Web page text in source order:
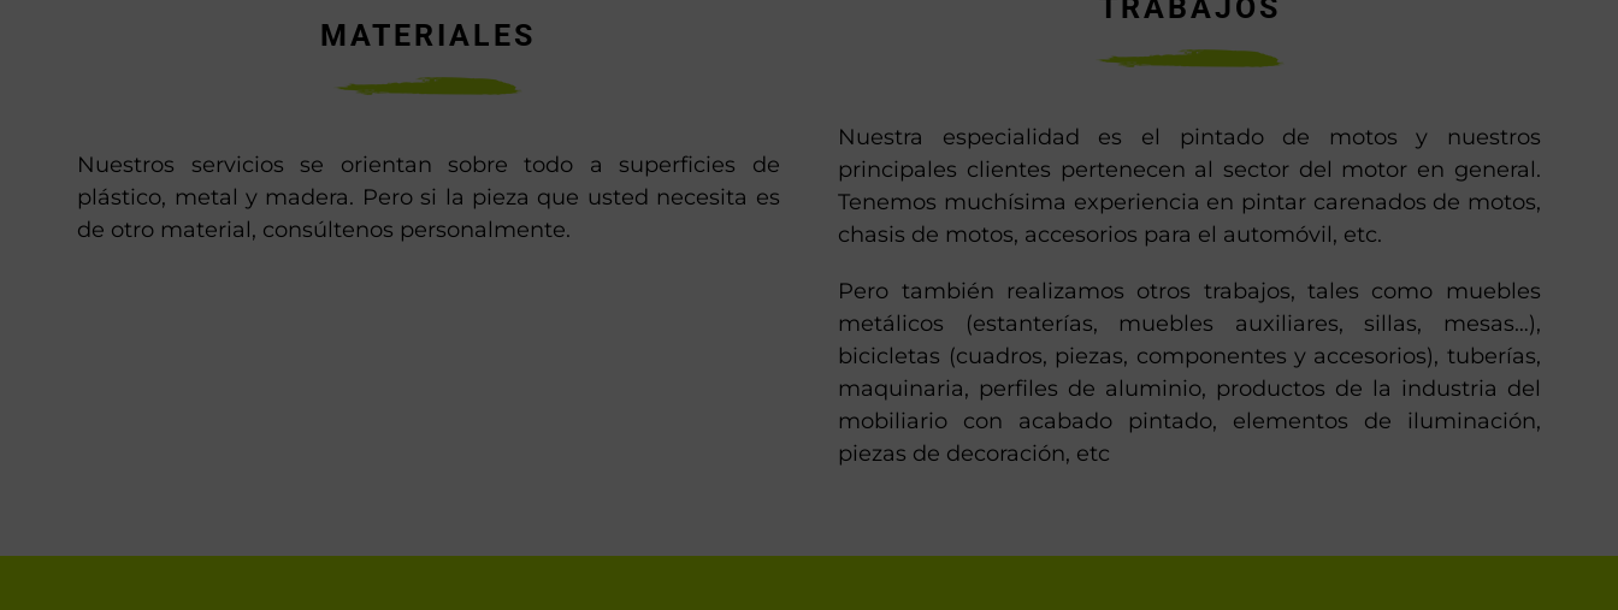
MATERIALES
Nuestros servicios se orientan sobre todo a superficies de
plástico, metal y madera. Pero si la pieza que usted necesita es
de otro material, consúltenos personalmente.
TRABAJOS
Nuestra especialidad es el pintado de motos y nuestros
principales clientes pertenecen al sector del motor en general.
Tenemos muchísima experiencia en pintar carenados de motos,
chasis de motos, accesorios para el automóvil, etc.
Pero también realizamos otros trabajos, tales como muebles
metálicos (estanterías, muebles auxiliares, sillas, mesas…),
bicicletas (cuadros, piezas, componentes y accesorios), tuberías,
maquinaria, perfiles de aluminio, productos de la industria del
mobiliario con acabado pintado, elementos de iluminación,
piezas de decoración, etc